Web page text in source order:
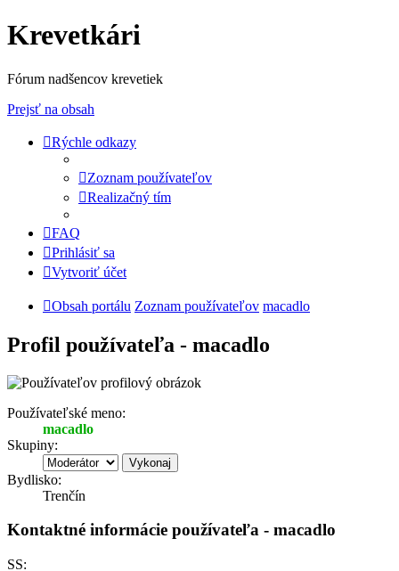
Krevetkári
Fórum nadšencov krevetiek
Prejsť na obsah
Rýchle odkazy
Zoznam používateľov
Realizačný tím
FAQ
Prihlásiť sa
Vytvoriť účet
Obsah portálu Zoznam používateľov macadlo
Profil používateľa - macadlo
Používateľské meno:
macadlo
Skupiny:
Bydlisko:
Trenčín
Kontaktné informácie používateľa - macadlo
SS: